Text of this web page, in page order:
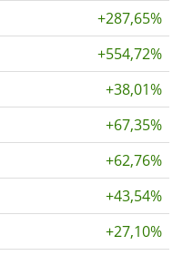
+287,65%
+554,72%
+38,01%
+67,35%
+62,76%
+43,54%
+27,10%